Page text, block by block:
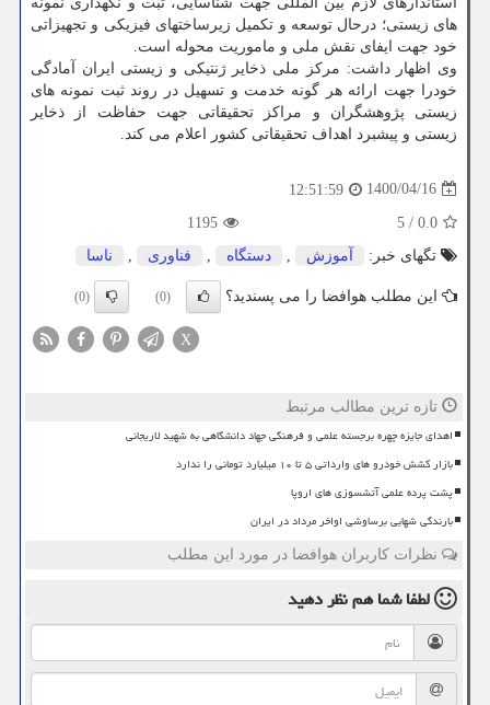
های زیستی؛ درحال توسعه و تکمیل زیرساختهای فیزیکی و تجهیزاتی
خود جهت ایفای نقش ملی و ماموریت محوله است.
وی اظهار داشت: مرکز ملی ذخایر ژنتیکی و زیستی ایران آمادگی
خودرا جهت ارائه هر گونه خدمت و تسهیل در روند ثبت نمونه های
زیستی پژوهشگران و مراکز تحقیقاتی جهت حفاظت از ذخایر
زیستی و پیشبرد اهداف تحقیقاتی کشور اعلام می کند.
1400/04/16
12:51:59
0.0
/
5
1195
تگهای خبر:
آموزش , دستگاه , فناوری , ناسا
این مطلب هوافضا را می پسندید؟ (0)
(0)
X
تازه ترین مطالب مرتبط
اهدای جایزه چهره برجسته علمی و فرهنگی جهاد دانشگاهی به شهید لاریجانی
بازار کشش خودرو های وارداتی ۵ تا ۱۰ میلیارد تومانی را ندارد
پشت پرده علمی آتشسوزی های اروپا
بارندگی شهابی برساوشی اواخر مرداد در ایران
نظرات کاربران هوافضا در مورد این مطلب
لطفا شما همنظر دهید